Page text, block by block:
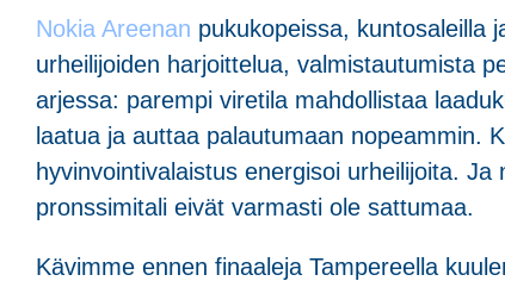
Nokia Areenan pukukopeissa, kuntosaleilla
urheilijoiden harjoittelua, valmistautumista
arjessa: parempi viretila mahdollistaa
laatua ja auttaa palautumaan nopeammin.
hyvinvointivalaistus energisoi urheilijoita.
pronssimitali eivät varmasti ole sattumaa.
Kävimme ennen finaaleja Tampereella